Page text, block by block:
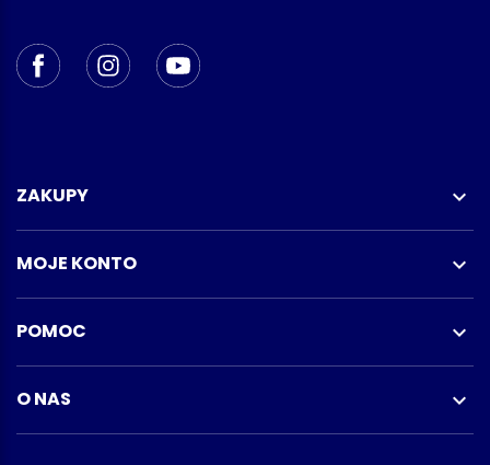
ZAKUPY 
MOJE KONTO 
POMOC 
O NAS 